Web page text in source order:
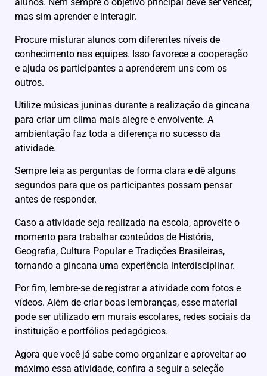
mas sim aprender e interagir.
Procure misturar alunos com diferentes níveis de
conhecimento nas equipes. Isso favorece a cooperação
e ajuda os participantes a aprenderem uns com os
outros.
Utilize músicas juninas durante a realização da gincana
para criar um clima mais alegre e envolvente. A
ambientação faz toda a diferença no sucesso da
atividade.
Sempre leia as perguntas de forma clara e dê alguns
segundos para que os participantes possam pensar
antes de responder.
Caso a atividade seja realizada na escola, aproveite o
momento para trabalhar conteúdos de História,
Geografia, Cultura Popular e Tradições Brasileiras,
tornando a gincana uma experiência interdisciplinar.
Por fim, lembre-se de registrar a atividade com fotos e
vídeos. Além de criar boas lembranças, esse material
pode ser utilizado em murais escolares, redes sociais da
instituição e portfólios pedagógicos.
Agora que você já sabe como organizar e aproveitar ao
máximo essa atividade, confira a seguir a seleção